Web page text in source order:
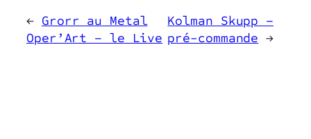
← Grorr au Metal
Oper’Art – le Live
Kolman Skupp –
pré-commande →